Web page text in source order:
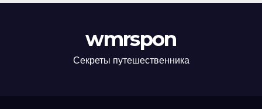
wmrspon
Секреты путешественника